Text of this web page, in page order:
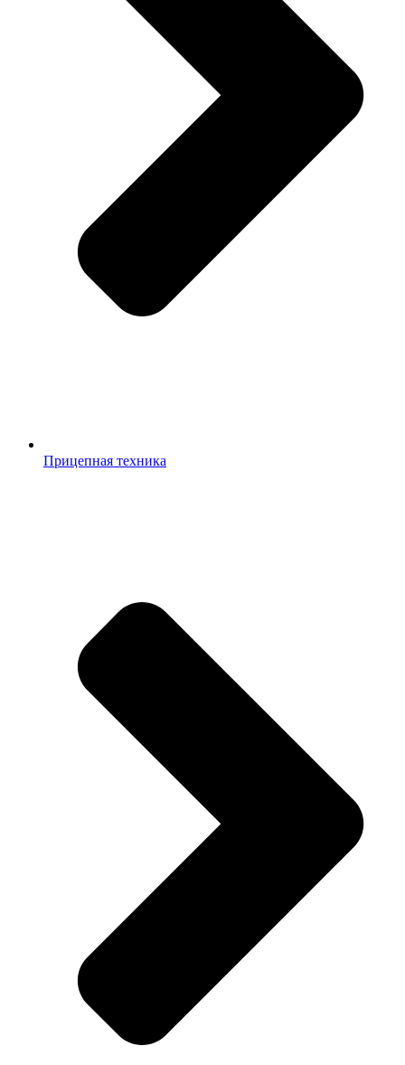
Прицепная техника